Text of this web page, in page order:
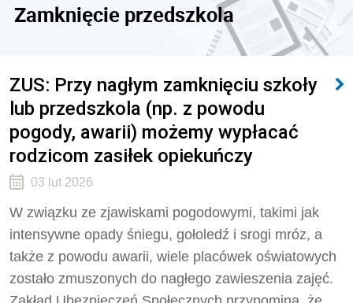
Zamknięcie przedszkola
ZUS: Przy nagłym zamknięciu szkoły
lub przedszkola (np. z powodu
pogody, awarii) możemy wypłacać
rodzicom zasiłek opiekuńczy
03 lut 2026
W związku ze zjawiskami pogodowymi, takimi jak
intensywne opady śniegu, gołoledź i srogi mróz, a
także z powodu awarii, wiele placówek oświatowych
zostało zmuszonych do nagłego zawieszenia zajęć.